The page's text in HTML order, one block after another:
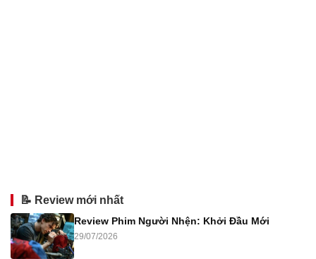
📝 Review mới nhất
Review Phim Người Nhện: Khởi Đầu Mới
29/07/2026